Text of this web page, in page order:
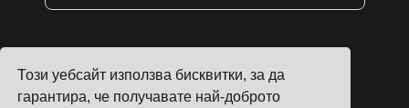
Този уебсайт използва бисквитки, за да
гарантира, че получавате най-доброто